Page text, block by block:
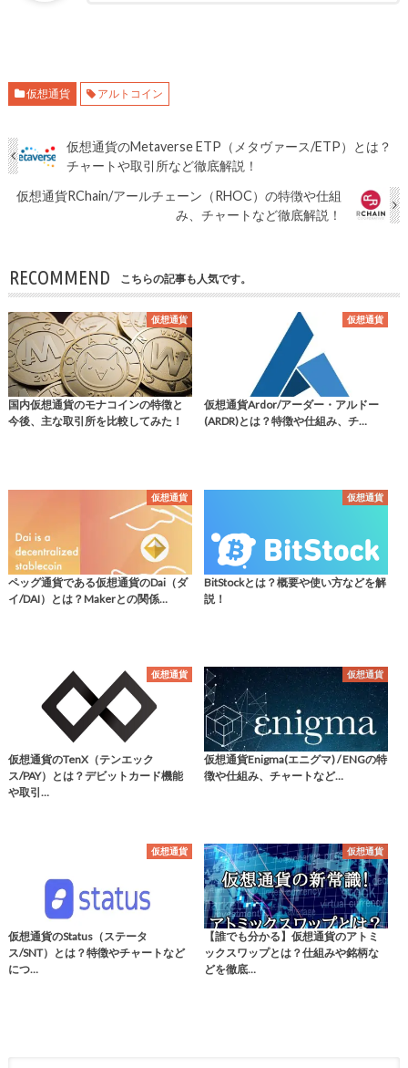
仮想通貨 アルトコイン
仮想通貨のMetaverse ETP（メタヴァース/ETP）とは？
チャートや取引所など徹底解説！
仮想通貨RChain/アールチェーン（RHOC）の特徴や仕組
み、チャートなど徹底解説！
RECOMMEND こちらの記事も人気です。
仮想通貨
国内仮想通貨のモナコインの特徴と
今後、主な取引所を比較してみた！
仮想通貨
仮想通貨Ardor/アーダー・アルドー
(ARDR)とは？特徴や仕組み、チ…
仮想通貨
ペッグ通貨である仮想通貨のDai（ダ
イ/DAI）とは？Makerとの関係…
仮想通貨
BitStockとは？概要や使い方などを解
説！
仮想通貨
仮想通貨のTenX（テンエック
ス/PAY）とは？デビットカード機能
や取引…
仮想通貨
仮想通貨Enigma(エニグマ) / ENGの特
徴や仕組み、チャートなど…
仮想通貨
仮想通貨のStatus（ステータ
ス/SNT）とは？特徴やチャートなど
につ…
仮想通貨
【誰でも分かる】仮想通貨のアトミ
ックスワップとは？仕組みや銘柄な
どを徹底…